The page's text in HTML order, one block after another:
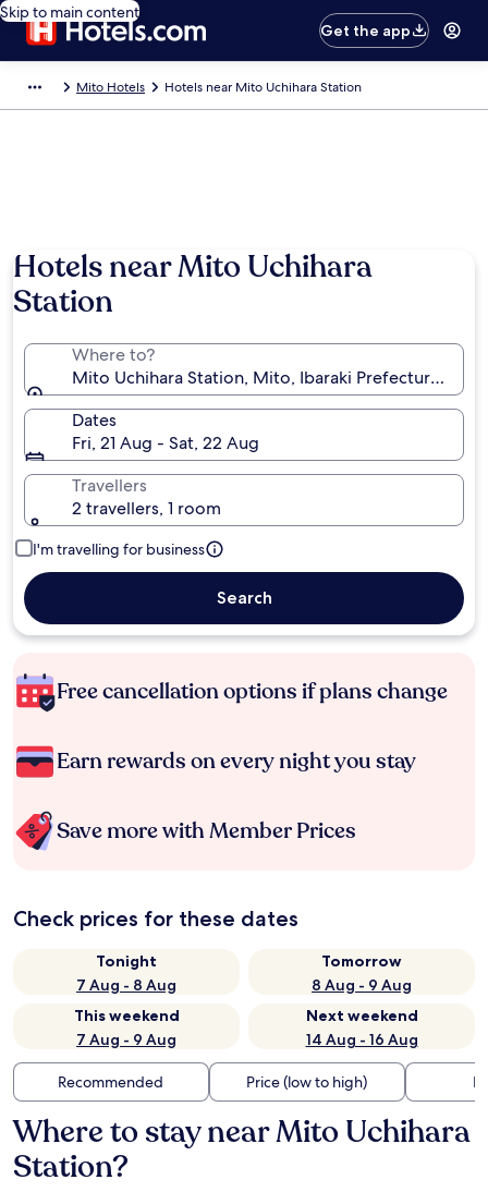
Skip to main content
Get the app
Mito Hotels Hotels near Mito Uchihara Station
Hotels near Mito Uchihara
Station
Where to?
Mito Uchihara Station, Mito, Ibaraki Prefecture,
Dates
Fri, 21 Aug - Sat, 22 Aug
Travellers
2 travellers, 1 room
I'm travelling for business
Search
Free cancellation options if plans change
Earn rewards on every night you stay
Save more with Member Prices
Check prices for these dates
Tonight
7 Aug - 8 Aug
Tomorrow
8 Aug - 9 Aug
This weekend
7 Aug - 9 Aug
Next weekend
14 Aug - 16 Aug
Recommended Price (low to high)
Where to stay near Mito Uchihara
Station?